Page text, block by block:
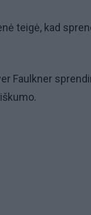
teigė, kad
Faulkner